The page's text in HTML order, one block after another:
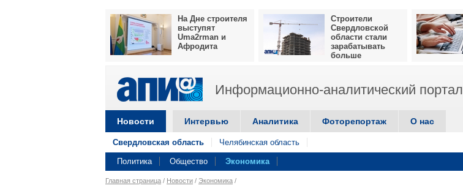
На Дне строителя
выступят
Uma2rman и
Афродита
Строители
Свердловской
области стали
зарабатывать
больше
Информационно-аналитический портал
Новости Интервью Аналитика Фоторепортаж О нас
Свердловская область Челябинская область
Политика Общество Экономика
Главная страница / Новости / Экономика /